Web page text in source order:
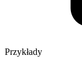
Przykłady